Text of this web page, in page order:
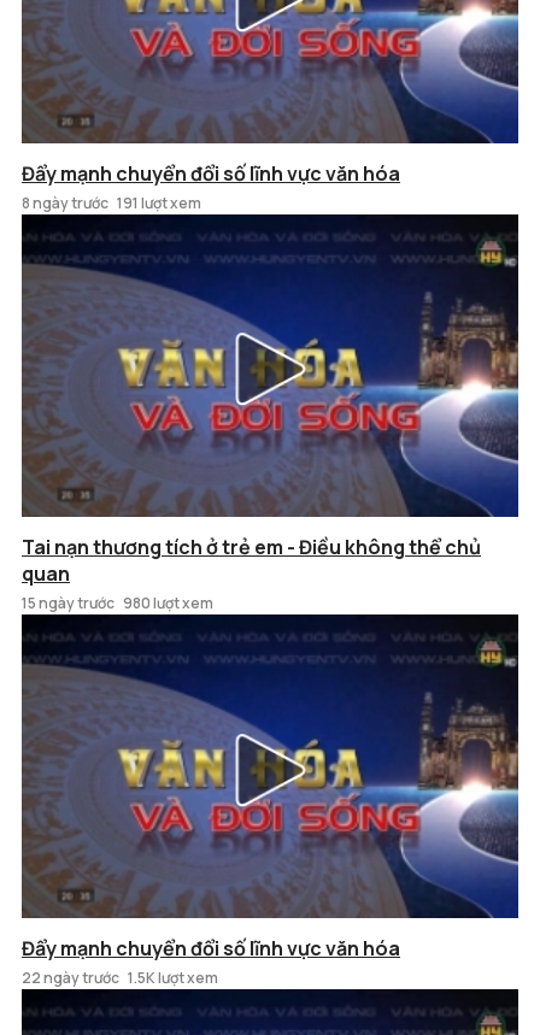
Đẩy mạnh chuyển đổi số lĩnh vực văn hóa
8 ngày trước 191 lượt xem
Tai nạn thương tích ở trẻ em - Điều không thể chủ
quan
15 ngày trước 980 lượt xem
Đẩy mạnh chuyển đổi số lĩnh vực văn hóa
22 ngày trước 1.5K lượt xem